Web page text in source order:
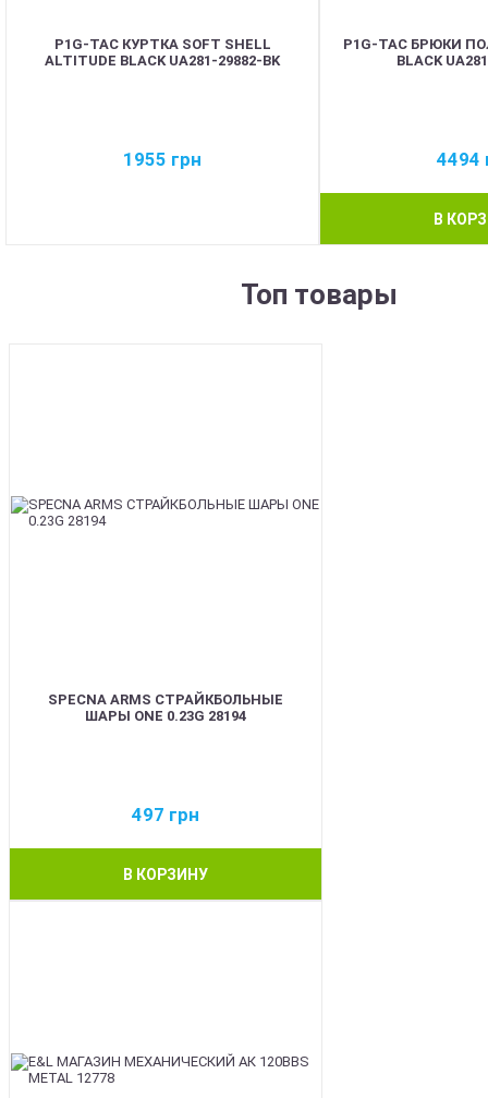
P1G-TAC КУРТКА SOFT SHELL
ALTITUDE BLACK UA281-29882-BK
1955 грн
P1G-TAC БРЮКИ
BLACK
4494
В
Топ товары
SPECNA ARMS СТРАЙКБОЛЬНЫЕ
ШАРЫ ONE 0.23G 28194
497 грн
В КОРЗИНУ